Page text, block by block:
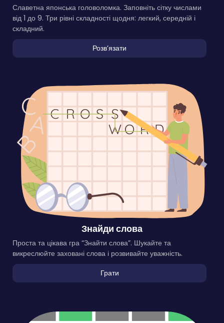
Славетна японська головоломка. Заповніть сітку числами
від 1 до 9. Три рівні складності щодня: легкий, середній і
складний.
Розвʼязати
Знайди слова
Проста та цікава гра “Знайти слова”. Шукайте та
викреслюйте заховані слова і розвивайте уважність.
Грати